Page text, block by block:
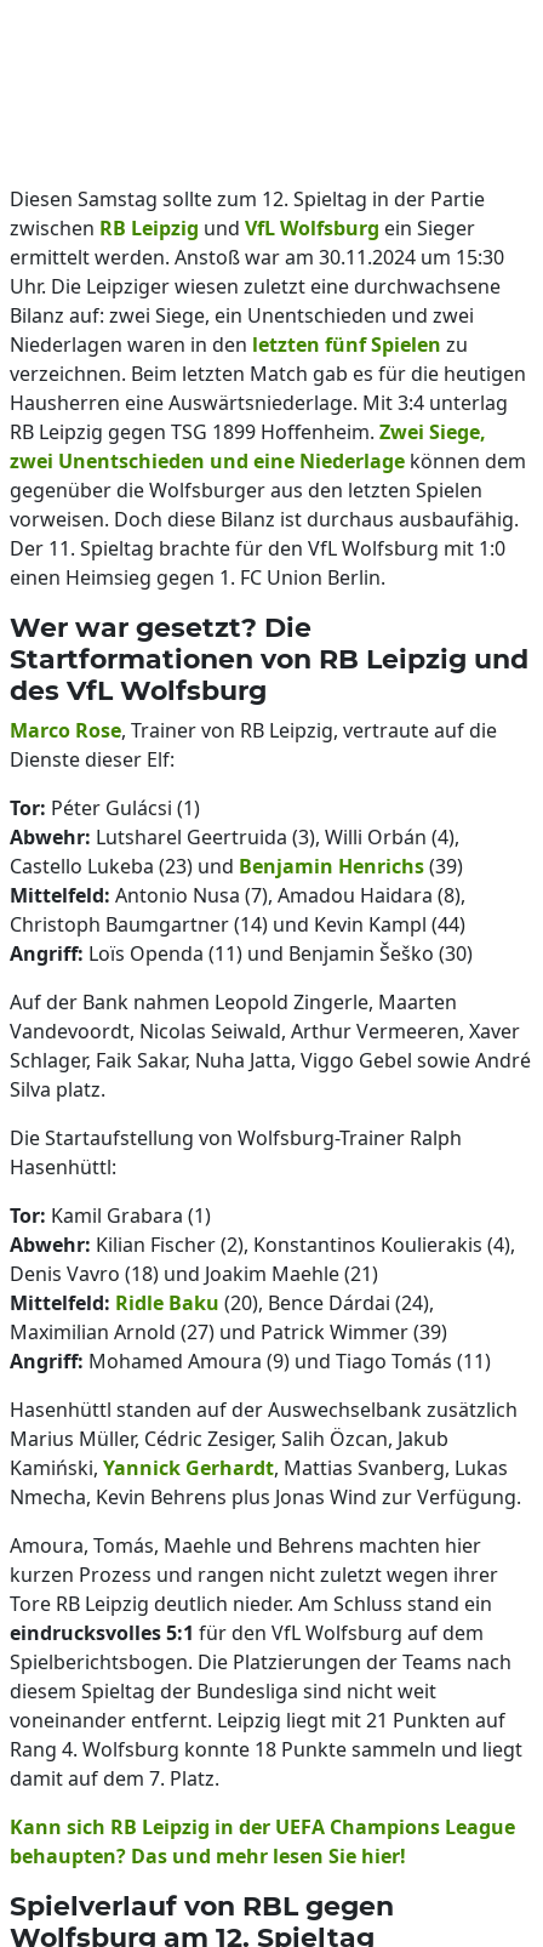
Diesen Samstag sollte zum 12. Spieltag in der Partie
zwischen RB Leipzig und VfL Wolfsburg ein Sieger
ermittelt werden. Anstoß war am 30.11.2024 um 15:30
Uhr. Die Leipziger wiesen zuletzt eine durchwachsene
Bilanz auf: zwei Siege, ein Unentschieden und zwei
Niederlagen waren in den letzten fünf Spielen zu
verzeichnen. Beim letzten Match gab es für die heutigen
Hausherren eine Auswärtsniederlage. Mit 3:4 unterlag
RB Leipzig gegen TSG 1899 Hoffenheim. Zwei Siege,
zwei Unentschieden und eine Niederlage können dem
gegenüber die Wolfsburger aus den letzten Spielen
vorweisen. Doch diese Bilanz ist durchaus ausbaufähig.
Der 11. Spieltag brachte für den VfL Wolfsburg mit 1:0
einen Heimsieg gegen 1. FC Union Berlin.
Wer war gesetzt? Die
Startformationen von RB Leipzig und
des VfL Wolfsburg
Marco Rose, Trainer von RB Leipzig, vertraute auf die
Dienste dieser Elf:
Tor: Péter Gulácsi (1)
Abwehr: Lutsharel Geertruida (3), Willi Orbán (4),
Castello Lukeba (23) und Benjamin Henrichs(39)
Mittelfeld: Antonio Nusa (7), Amadou Haidara (8),
Christoph Baumgartner (14) und Kevin Kampl (44)
Angriff: Loïs Openda (11) und Benjamin Šeško (30)
Auf der Bank nahmen Leopold Zingerle, Maarten
Vandevoordt, Nicolas Seiwald, Arthur Vermeeren, Xaver
Schlager, Faik Sakar, Nuha Jatta, Viggo Gebel sowie André
Silva platz.
Die Startaufstellung von Wolfsburg-Trainer Ralph
Hasenhüttl:
Tor: Kamil Grabara (1)
Abwehr: Kilian Fischer (2), Konstantinos Koulierakis (4),
Denis Vavro (18) und Joakim Maehle (21)
Mittelfeld: Ridle Baku (20), Bence Dárdai (24),
Maximilian Arnold (27) und Patrick Wimmer (39)
Angriff: Mohamed Amoura (9) und Tiago Tomás (11)
Hasenhüttl standen auf der Auswechselbank zusätzlich
Marius Müller, Cédric Zesiger, Salih Özcan, Jakub
Kamiński, Yannick Gerhardt, Mattias Svanberg, Lukas
Nmecha, Kevin Behrens plus Jonas Wind zur Verfügung.
Amoura, Tomás, Maehle und Behrens machten hier
kurzen Prozess und rangen nicht zuletzt wegen ihrer
Tore RB Leipzig deutlich nieder. Am Schluss stand ein
eindrucksvolles 5:1 für den VfL Wolfsburg auf dem
Spielberichtsbogen. Die Platzierungen der Teams nach
diesem Spieltag der Bundesliga sind nicht weit
voneinander entfernt. Leipzig liegt mit 21 Punkten auf
Rang 4. Wolfsburg konnte 18 Punkte sammeln und liegt
damit auf dem 7. Platz.
Kann sich RB Leipzig in der UEFA Champions League
behaupten? Das und mehr lesen Sie hier!
Spielverlauf von RBL gegen
Wolfsburg am 12. Spieltag